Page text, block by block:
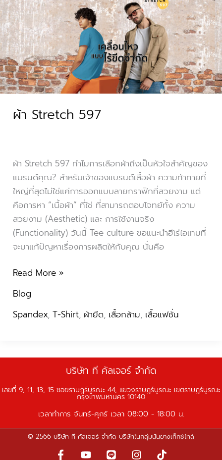
ผ้า Stretch 597
ผ้า Stretch 597 ทำไมการเลือกผ้าถึงเป็นหัวใจสำคัญของ
แบรนด์คุณ? สำหรับเจ้าของแบรนด์เสื้อผ้า ความท้าทายที่
ใหญ่ที่สุดไม่ใช่แค่การออกแบบลายกราฟิกที่สวยงาม แต่
คือการหา “เนื้อผ้า” ที่ใช่ ที่สามารถตอบโจทย์ทั้ง ความ
สวยงาม (Aesthetic) และ การใช้งานจริง
(Functionality) วันนี้ Tee culture ขอแนะนำฮีโร่ไอเทมที่
จะมาแก้ปัญหาเรื่องการผลิตให้กับคุณ นั่นคือ
Stretch
597
Read More »
Blog
Spandex, T-Shirt, ผ้ายืด, เสื้อกล้าม, เสื้อแฟชั่น
บริษัท ที คัลเจอร์ จำกัด
เลขที่ 9, 11, 13, 15 ซอยราษฎร์บูรณะ 44, แขวงราษฎร์บูรณะ เขตราษฎร์บูรณะ
กรุงเทพมหานคร 10140
เวลาทำการ จันทร์-ศุกร์ เวลา 08:00 - 18:00 น.
© 2566 บริษัท ที คัลเจอร์ จำกัด บริษัทในกลุ่มนันยางเท็กซ์ไทล์
F Y L I T